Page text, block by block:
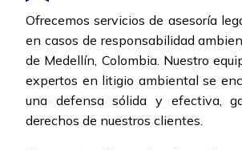
Ofrecemos servicios de asesoría
en casos de responsabilidad
de Medellín, Colombia. Nuestro
expertos en litigio ambiental se
una defensa sólida y efectiva,
derechos de nuestros clientes.